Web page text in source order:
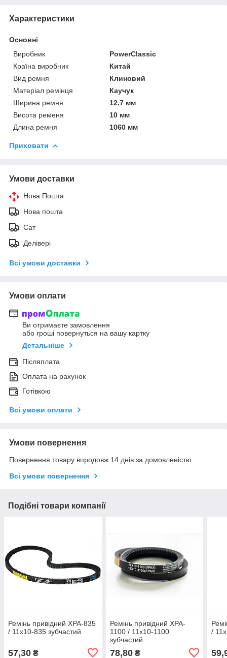
Характеристики
Основні
Виробник
PowerClassic
Країна виробник
Китай
Вид ремня
Клиновий
Матеріал ремінця
Каучук
Ширина ремня
12.7 мм
Висота ременя
10 мм
Длина ремня
1060 мм
Приховати
Умови доставки
Нова Пошта
Нова пошта
Сат
Делівері
Всі умови доставки
Умови оплати
Ви отримаєте замовлення
або гроші повернуться на вашу картку
Детальніше
Післяплата
Оплата на рахунок
Готівкою
Всі умови оплати
Умови повернення
Повернення товару впродовж 14 днів за домовленістю
Всі умови повернення
Подібні товари компанії
Ремінь привідний ХPA-835
/ 11x10-835 зубчастий
57,30 ₴
Ремінь привідний ХPA-
1100 / 11x10-1100
зубчастий
78,80₴
/